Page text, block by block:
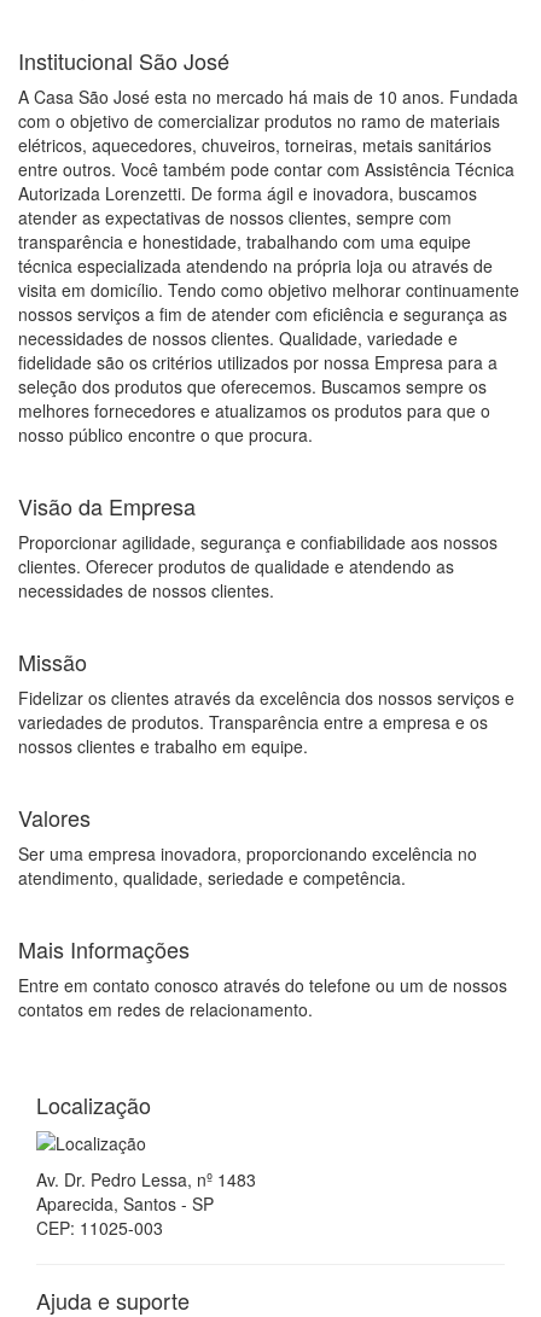
Institucional São José
A Casa São José esta no mercado há mais de 10 anos. Fundada
com o objetivo de comercializar produtos no ramo de materiais
elétricos, aquecedores, chuveiros, torneiras, metais sanitários
entre outros. Você também pode contar com Assistência Técnica
Autorizada Lorenzetti. De forma ágil e inovadora, buscamos
atender as expectativas de nossos clientes, sempre com
transparência e honestidade, trabalhando com uma equipe
técnica especializada atendendo na própria loja ou através de
visita em domicílio. Tendo como objetivo melhorar continuamente
nossos serviços a fim de atender com eficiência e segurança as
necessidades de nossos clientes. Qualidade, variedade e
fidelidade são os critérios utilizados por nossa Empresa para a
seleção dos produtos que oferecemos. Buscamos sempre os
melhores fornecedores e atualizamos os produtos para que o
nosso público encontre o que procura.
Visão da Empresa
Proporcionar agilidade, segurança e confiabilidade aos nossos
clientes. Oferecer produtos de qualidade e atendendo as
necessidades de nossos clientes.
Missão
Fidelizar os clientes através da excelência dos nossos serviços e
variedades de produtos. Transparência entre a empresa e os
nossos clientes e trabalho em equipe.
Valores
Ser uma empresa inovadora, proporcionando excelência no
atendimento, qualidade, seriedade e competência.
Mais Informações
Entre em contato conosco através do telefone ou um de nossos
contatos em redes de relacionamento.
Localização
Av. Dr. Pedro Lessa, nº 1483
Aparecida, Santos - SP
CEP: 11025-003
Ajuda e suporte